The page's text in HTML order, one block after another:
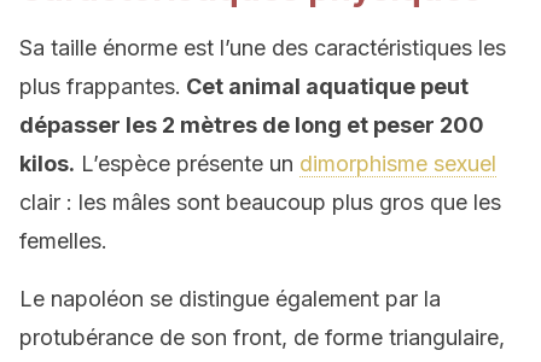
Sa taille énorme est l’une des caractéristiques les
plus frappantes. Cet animal aquatique peut
dépasser les 2 mètres de long et peser 200
kilos. L’espèce présente un dimorphisme sexuel
clair : les mâles sont beaucoup plus gros que les
femelles.
Le napoléon se distingue également par la
protubérance de son front, de forme triangulaire,